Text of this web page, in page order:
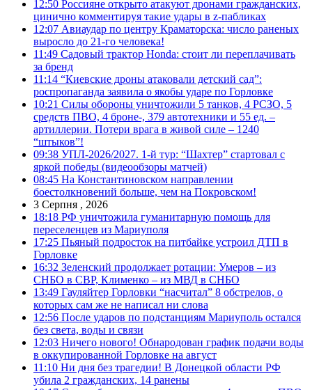
12:50 Россияне открыто атакуют дронами гражданских,
цинично комментируя такие удары в z-пабликах
12:07 Авиаудар по центру Краматорска: число раненых
выросло до 21-го человека!
11:49 Садовый трактор Honda: стоит ли переплачивать
за бренд
11:14 “Киевские дроны атаковали детский сад”:
роспропаганда заявила о якобы ударе по Горловке
10:21 Силы обороны уничтожили 5 танков, 4 РСЗО, 5
средств ПВО, 4 броне-, 379 автотехники и 55 ед. –
артиллерии. Потери врага в живой силе – 1240
“штыков”!
09:38 УПЛ-2026/2027. 1-й тур: “Шахтер” стартовал с
яркой победы (видеообзоры матчей)
08:45 На Константиновском направлении
боестолкновений больше, чем на Покровском!
3 Серпня , 2026
18:18 РФ уничтожила гуманитарную помощь для
переселенцев из Мариуполя
17:25 Пьяный подросток на питбайке устроил ДТП в
Горловке
16:32 Зеленский продолжает ротации: Умеров – из
СНБО в СВР, Клименко – из МВД в СНБО
13:49 Гауляйтер Горловки “насчитал” 8 обстрелов, о
которых сам же не написал ни слова
12:56 После ударов по подстанциям Мариуполь остался
без света, воды и связи
12:03 Ничего нового! Обнародован график подачи воды
в оккупированной Горловке на август
11:10 Ни дня без трагедии! В Донецкой области РФ
убила 2 гражданских, 14 ранены